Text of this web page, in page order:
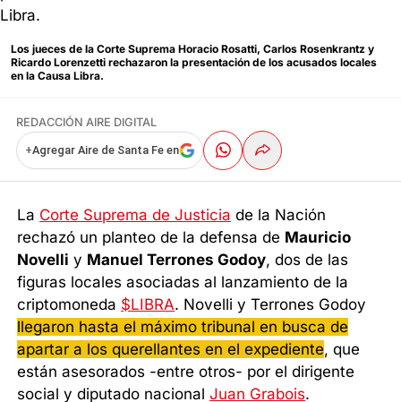
Los jueces de la Corte Suprema Horacio Rosatti, Carlos Rosenkrantz y
Ricardo Lorenzetti rechazaron la presentación de los acusados locales
en la Causa Libra.
REDACCIÓN AIRE DIGITAL
+Agregar Aire de Santa Fe en
La Corte Suprema de Justicia de la Nación
rechazó un planteo de la defensa de Mauricio
Novelli y Manuel Terrones Godoy, dos de las
figuras locales asociadas al lanzamiento de la
criptomoneda $LIBRA. Novelli y Terrones Godoy
llegaron hasta el máximo tribunal en busca de
apartar a los querellantes en el expediente, que
están asesorados -entre otros- por el dirigente
social y diputado nacionalJuan Grabois.